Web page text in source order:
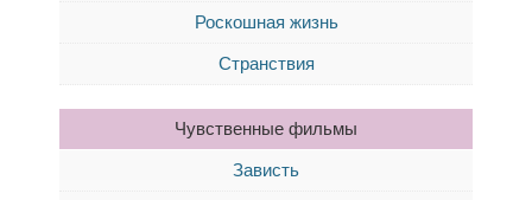
Роскошная жизнь
Странствия
Чувственные фильмы
Зависть